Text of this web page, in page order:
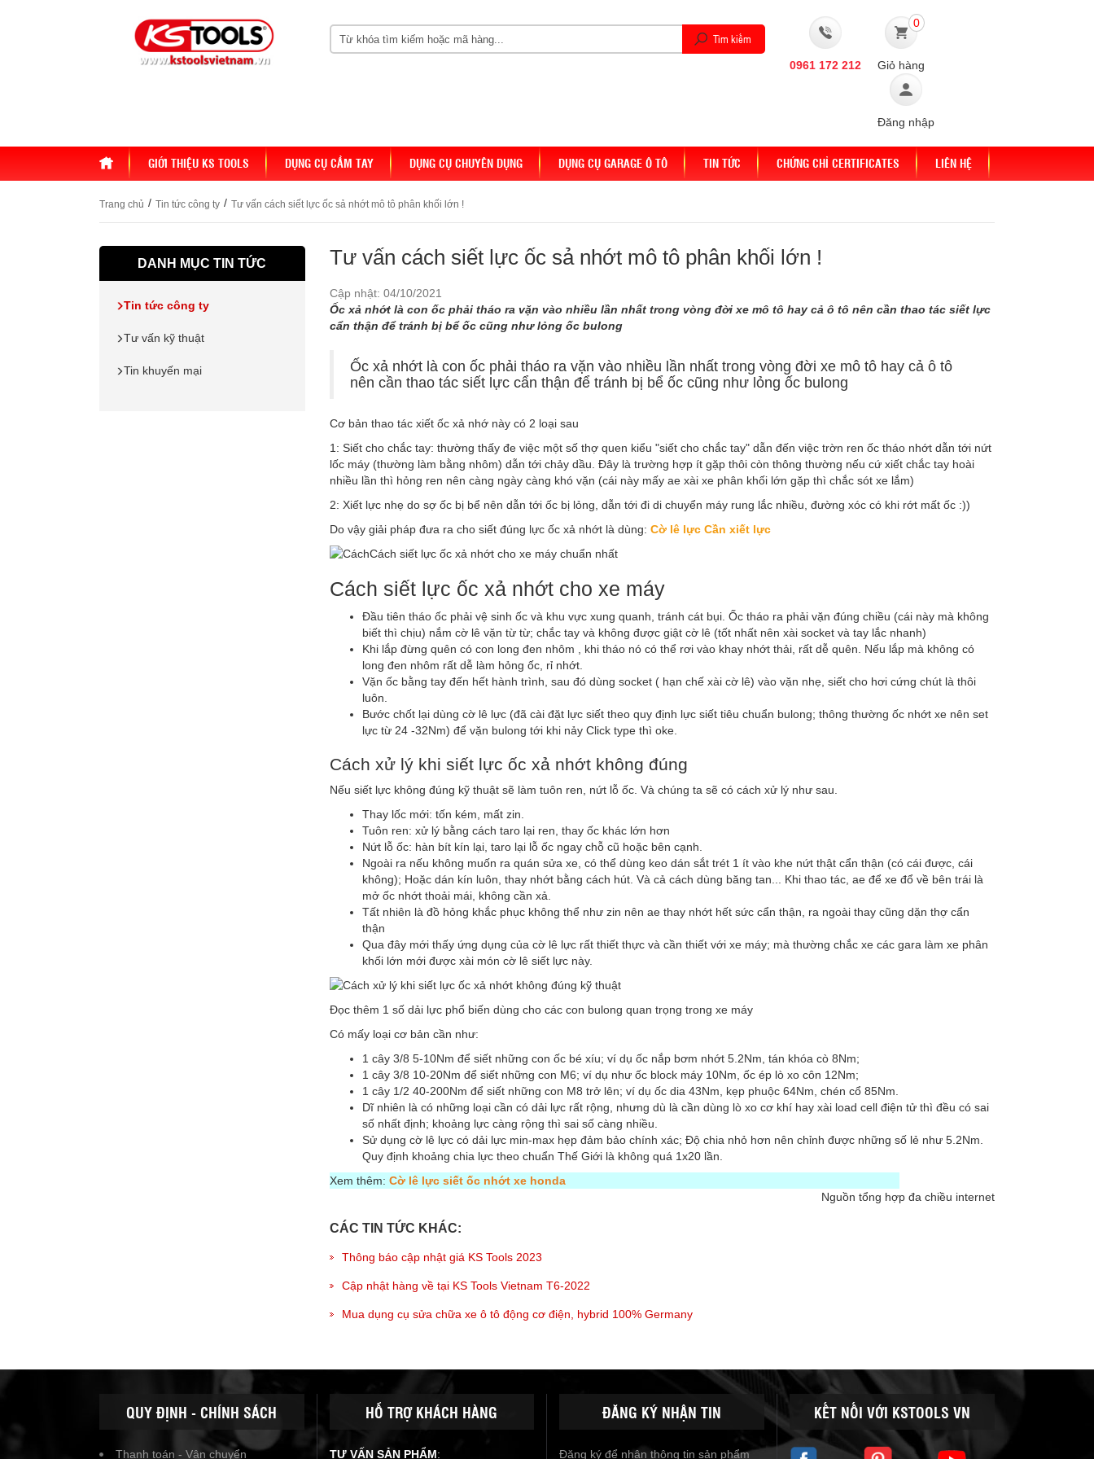
0961 172 212
0
Giỏ hàng
Đăng nhập
HOME GIỚI THIỆU KS TOOLS DỤNG CỤ CẦM TAY DỤNG CỤ CHUYÊN DỤNG DỤNG CỤ GARAGE Ô TÔ TIN TỨC CHỨNG CHỈ CERTIFICATES LIÊN HỆ
Trang chủ / Tin tức công ty / Tư vấn cách siết lực ốc sả nhớt mô tô phân khối lớn !
DANH MỤC TIN TỨC
Tin tức công ty
Tư vấn kỹ thuật
Tin khuyến mại
Tư vấn cách siết lực ốc sả nhớt mô tô phân khối lớn !
Cập nhật: 04/10/2021
Ốc xả nhớt là con ốc phải tháo ra vặn vào nhiều lần nhất trong vòng đời xe mô tô hay cả ô tô nên cần thao tác siết lực
cẩn thận để tránh bị bể ốc cũng như lỏng ốc bulong
Ốc xả nhớt là con ốc phải tháo ra vặn vào nhiều lần nhất trong vòng đời xe mô tô hay cả ô tô
nên cần thao tác siết lực cẩn thận để tránh bị bể ốc cũng như lỏng ốc bulong
Cơ bản thao tác xiết ốc xả nhớ này có 2 loại sau
1: Siết cho chắc tay: thường thấy đe việc một số thợ quen kiểu "siết cho chắc tay" dẫn đến việc trờn ren ốc tháo nhớt dẫn tới nứt
lốc máy (thường làm bằng nhôm) dẫn tới chảy dầu. Đây là trường hợp ít gặp thôi còn thông thường nếu cứ xiết chắc tay hoài
nhiều lần thì hỏng ren nên càng ngày càng khó vặn (cái này mấy ae xài xe phân khối lớn gặp thì chắc sót xe lắm)
2: Xiết lực nhẹ do sợ ốc bị bể nên dẫn tới ốc bị lỏng, dẫn tới đi di chuyển máy rung lắc nhiều, đường xóc có khi rớt mất ốc :))
Do vậy giải pháp đưa ra cho siết đúng lực ốc xả nhớt là dùng: Cờ lê lực Cần xiết lực
Cách siết lực ốc xả nhớt cho xe máy
Đầu tiên tháo ốc phải vệ sinh ốc và khu vực xung quanh, tránh cát bụi. Ốc tháo ra phải vặn đúng chiều (cái này mà không
biết thì chịu) nắm cờ lê vặn từ từ; chắc tay và không được giật cờ lê (tốt nhất nên xài socket và tay lắc nhanh)
Khi lắp đừng quên có con long đen nhôm , khi tháo nó có thể rơi vào khay nhớt thải, rất dễ quên. Nếu lắp mà không có
long đen nhôm rất dễ làm hỏng ốc, rỉ nhớt.
Vặn ốc bằng tay đến hết hành trình, sau đó dùng socket ( hạn chế xài cờ lê) vào vặn nhẹ, siết cho hơi cứng chút là thôi
luôn.
Bước chốt lại dùng cờ lê lực (đã cài đặt lực siết theo quy định lực siết tiêu chuẩn bulong; thông thường ốc nhớt xe nên set
lực từ 24 -32Nm) để vặn bulong tới khi nảy Click type thì oke.
Cách xử lý khi siết lực ốc xả nhớt không đúng
Nếu siết lực không đúng kỹ thuật sẽ làm tuôn ren, nứt lỗ ốc. Và chúng ta sẽ có cách xử lý như sau.
Thay lốc mới: tốn kém, mất zin.
Tuôn ren: xử lý bằng cách taro lại ren, thay ốc khác lớn hơn
Nứt lỗ ốc: hàn bít kín lại, taro lại lỗ ốc ngay chỗ cũ hoặc bên cạnh.
Ngoài ra nếu không muốn ra quán sửa xe, có thể dùng keo dán sắt trét 1 ít vào khe nứt thật cẩn thận (có cái được, cái
không); Hoặc dán kín luôn, thay nhớt bằng cách hút. Và cả cách dùng băng tan... Khi thao tác, ae để xe đổ về bên trái là
mở ốc nhớt thoải mái, không cần xả.
Tất nhiên là đồ hỏng khắc phục không thể như zin nên ae thay nhớt hết sức cẩn thận, ra ngoài thay cũng dặn thợ cẩn
thận
Qua đây mới thấy ứng dụng của cờ lê lực rất thiết thực và cần thiết với xe máy; mà thường chắc xe các gara làm xe phân
khối lớn mới được xài món cờ lê siết lực này.
Đọc thêm 1 số dải lực phổ biến dùng cho các con bulong quan trọng trong xe máy
Có mấy loại cơ bản cần như:
1 cây 3/8 5-10Nm để siết những con ốc bé xíu; ví dụ ốc nắp bơm nhớt 5.2Nm, tán khóa cò 8Nm;
1 cây 3/8 10-20Nm để siết những con M6; ví dụ như ốc block máy 10Nm, ốc ép lò xo côn 12Nm;
1 cây 1/2 40-200Nm để siết những con M8 trở lên; ví dụ ốc dia 43Nm, kẹp phuộc 64Nm, chén cổ 85Nm.
Dĩ nhiên là có những loại cần có dải lực rất rộng, nhưng dù là cần dùng lò xo cơ khí hay xài load cell điện tử thì đều có sai
số nhất định; khoảng lực càng rộng thì sai số càng nhiều.
Sử dụng cờ lê lực có dải lực min-max hẹp đảm bảo chính xác; Độ chia nhỏ hơn nên chỉnh được những số lẻ như 5.2Nm.
Quy định khoảng chia lực theo chuẩn Thế Giới là không quá 1x20 lần.
Xem thêm: Cờ lê lực siết ốc nhớt xe honda
Nguồn tổng hợp đa chiều internet
CÁC TIN TỨC KHÁC:
Thông báo cập nhật giá KS Tools 2023
Cập nhật hàng về tại KS Tools Vietnam T6-2022
Mua dụng cụ sửa chữa xe ô tô động cơ điện, hybrid 100% Germany
QUY ĐỊNH - CHÍNH SÁCH
Thanh toán - Vận chuyển
HỖ TRỢ KHÁCH HÀNG
TƯ VẤN SẢN PHẨM:
ĐĂNG KÝ NHẬN TIN
Đăng ký để nhận thông tin sản phẩm
KẾT NỐI VỚI KSTOOLS VN